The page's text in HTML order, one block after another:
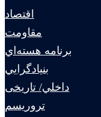
اقتصاد
مقاومت
برنامه هسته‌اي
بنيادگرايي
داخلي/ تاریخی
تروريسم